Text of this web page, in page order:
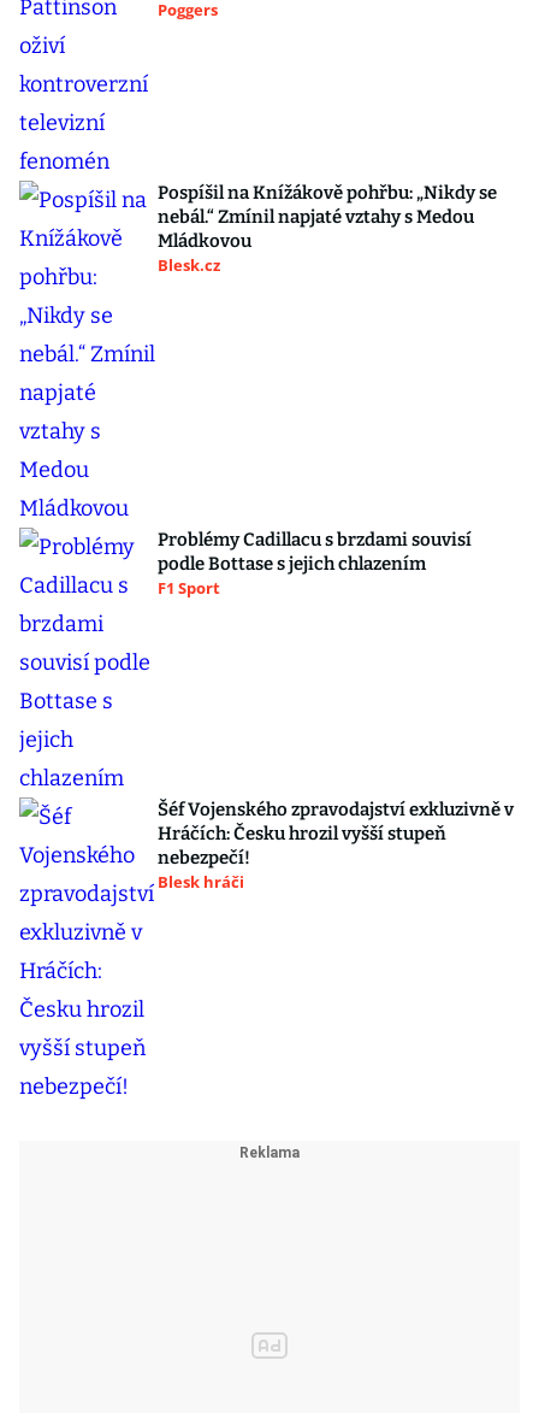
Poggers
Pospíšil na Knížákově pohřbu: „Nikdy se
nebál.“ Zmínil napjaté vztahy s Medou
Mládkovou
Blesk.cz
Problémy Cadillacu s brzdami souvisí
podle Bottase s jejich chlazením
F1 Sport
Šéf Vojenského zpravodajství exkluzivně v
Hráčích: Česku hrozil vyšší stupeň
nebezpečí!
Blesk hráči